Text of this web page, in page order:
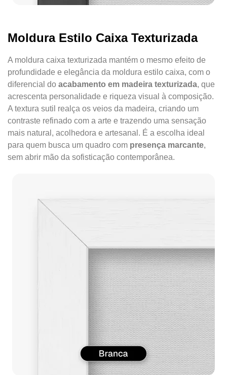
Moldura Estilo Caixa Texturizada
A moldura caixa texturizada mantém o mesmo efeito de
profundidade e elegância da moldura estilo caixa, com o
diferencial do acabamento em madeira texturizada, que
acrescenta personalidade e riqueza visual à composição.
A textura sutil realça os veios da madeira, criando um
contraste refinado com a arte e trazendo uma sensação
mais natural, acolhedora e artesanal. É a escolha ideal
para quem busca um quadro com presença marcante,
sem abrir mão da sofisticação contemporânea.